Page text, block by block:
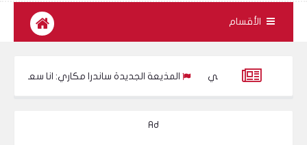
الأقسام
حسين العراقي المذيعة الجديدة ساندرا مكاري: انا سعيدة جدا
Ad